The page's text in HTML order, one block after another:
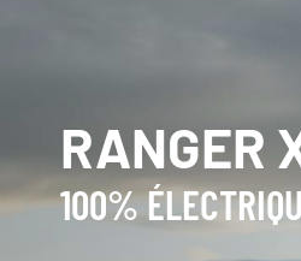
RANGER
100%